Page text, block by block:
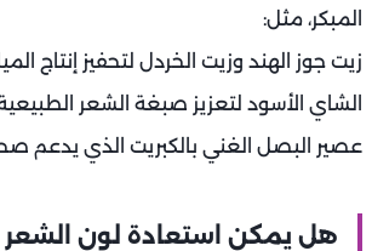
المبكر، مثل:
زيت جوز الهند وزيت الخردل لتحفيز إنتاج
الشاي الأسود لتعزيز صبغة الشعر
عصير البصل الغني بالكبريت الذي يدعم
هل يمكن استعادة لون الشعر